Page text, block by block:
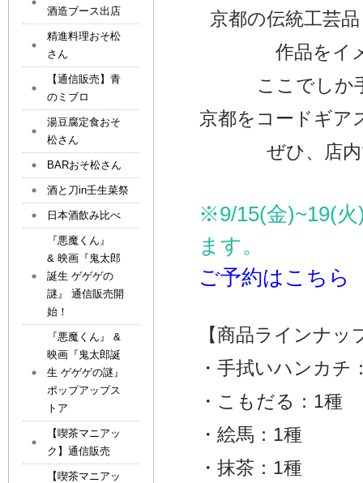
京都の伝統工芸
作品をイ
ここでしか
京都をコードギア
ぜひ、店
※9/15(金)~19(
ます。
ご予約はこちら
【商品ラインナッ
・手拭いハンカチ
・こもだる：1種
・絵馬：1種
・抹茶：1種
酒造ブース出店
精進料理おそ松
さん
【通信販売】青
のミブロ
湯豆腐定食おそ
松さん
BARおそ松さん
酒と刀in壬生菜祭
日本酒飲み比べ
『悪魔くん』
& 映画『鬼太郎
誕生 ゲゲゲの
謎』 通信販売開
始！
『悪魔くん』 &
映画『鬼太郎誕
生 ゲゲゲの謎』
ポップアップス
トア
【喫茶マニアッ
ク】通信販売
【喫茶マニアッ